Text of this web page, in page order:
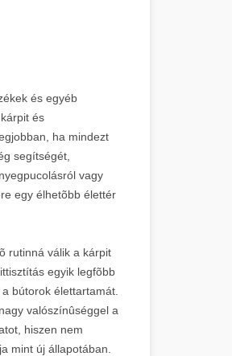
és egyéb
és
ha mindezt
segítségét,
vagy
egy élhetõbb élettér
rutinná válik a kárpit
egyik legfõbb
bútorok élettartamát.
valószínûséggel a
hiszen nem
mint új állapotában.